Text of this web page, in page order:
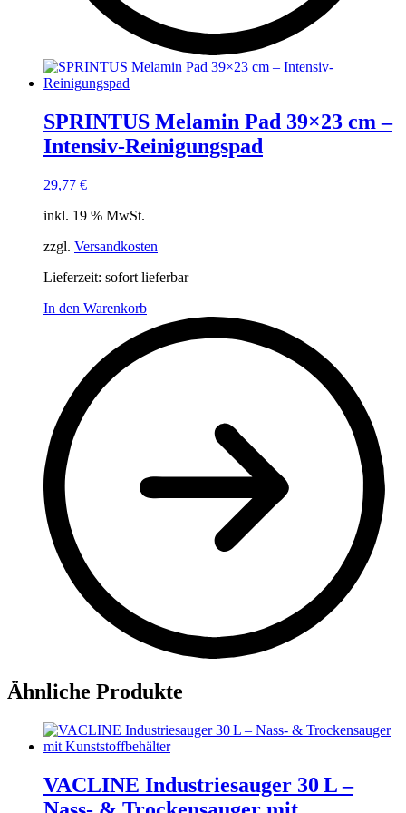
SPRINTUS Melamin Pad 39×23 cm –
Intensiv-Reinigungspad
29,77 €
inkl. 19 % MwSt.
zzgl. Versandkosten
Lieferzeit: sofort lieferbar
In den Warenkorb
Ähnliche Produkte
VACLINE Industriesauger 30 L –